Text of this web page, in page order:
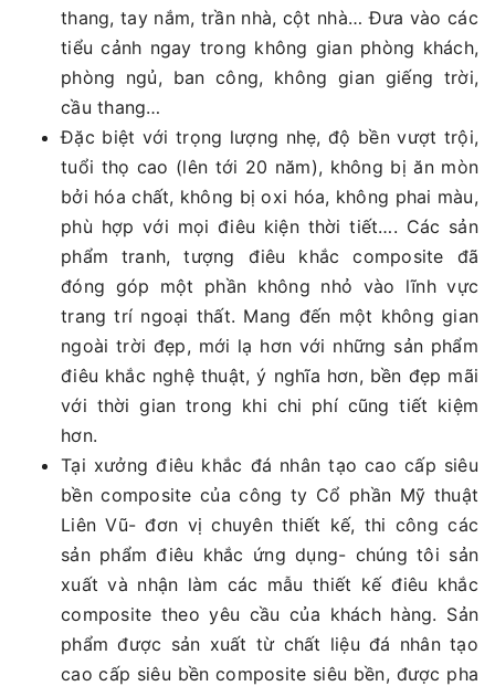
thang, tay nắm, trần nhà, cột nhà… Đưa vào các
tiểu cảnh ngay trong không gian phòng khách,
phòng ngủ, ban công, không gian giếng trời,
cầu thang…
Đặc biệt với trọng lượng nhẹ, độ bền vượt trội,
tuổi thọ cao (lên tới 20 năm), không bị ăn mòn
bởi hóa chất, không bị oxi hóa, không phai màu,
phù hợp với mọi điêu kiện thời tiết…. Các sản
phẩm tranh, tượng điêu khắc composite đã
đóng góp một phần không nhỏ vào lĩnh vực
trang trí ngoại thất. Mang đến một không gian
ngoài trời đẹp, mới lạ hơn với những sản phẩm
điêu khắc nghệ thuật, ý nghĩa hơn, bền đẹp mãi
với thời gian trong khi chi phí cũng tiết kiệm
hơn.
Tại xưởng điêu khắc đá nhân tạo cao cấp siêu
bền composite của công ty Cổ phần Mỹ thuật
Liên Vũ- đơn vị chuyên thiết kế, thi công các
sản phẩm điêu khắc ứng dụng- chúng tôi sản
xuất và nhận làm các mẫu thiết kế điêu khắc
composite theo yêu cầu của khách hàng. Sản
phẩm được sản xuất từ chất liệu đá nhân tạo
cao cấp siêu bền composite siêu bền, được pha